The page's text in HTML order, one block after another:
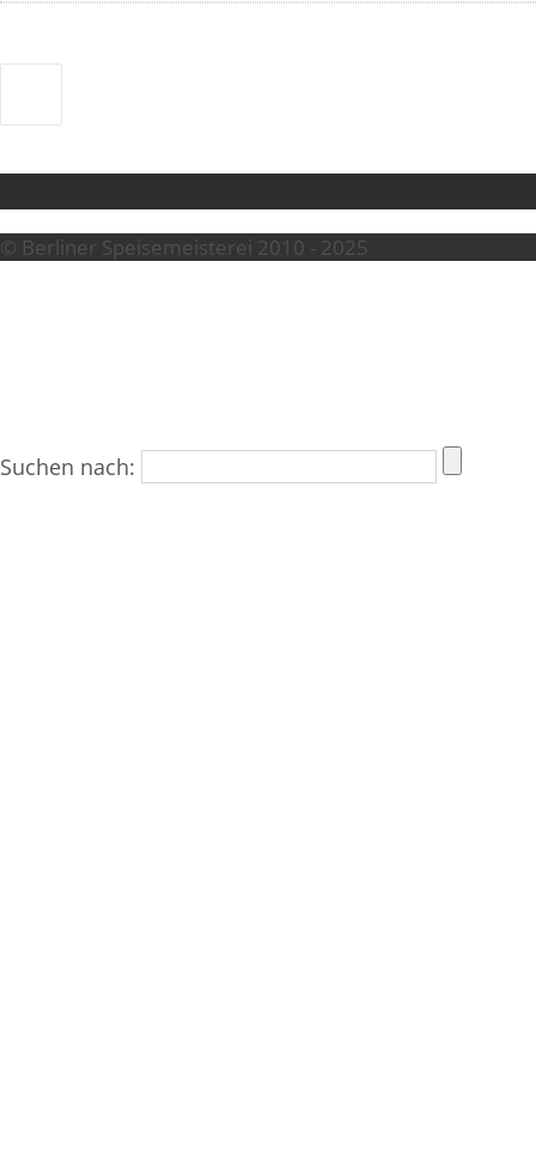
© Berliner Speisemeisterei 2010 - 2025
Suchen nach: